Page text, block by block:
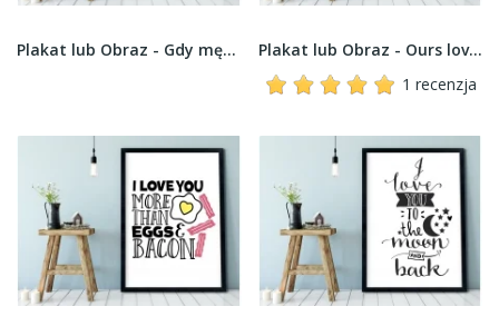
Plakat lub Obraz - Gdy mężczyzna mówi, że coś...
Plakat lub Obraz - Ours love story is my favorite
1 recenzja